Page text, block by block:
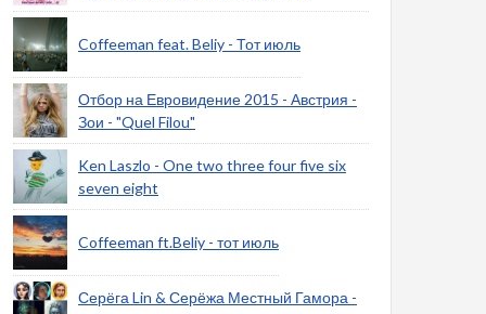
Coffeeman feat. Beliy - Тот июль
Отбор на Евровидение 2015 - Австрия -
Зои - "Quel Filou"
Ken Laszlo - One two three four five six
seven eight
Coffeeman ft.Beliy - тот июль
Серёга Lin & Серёжа Местный Гамора -